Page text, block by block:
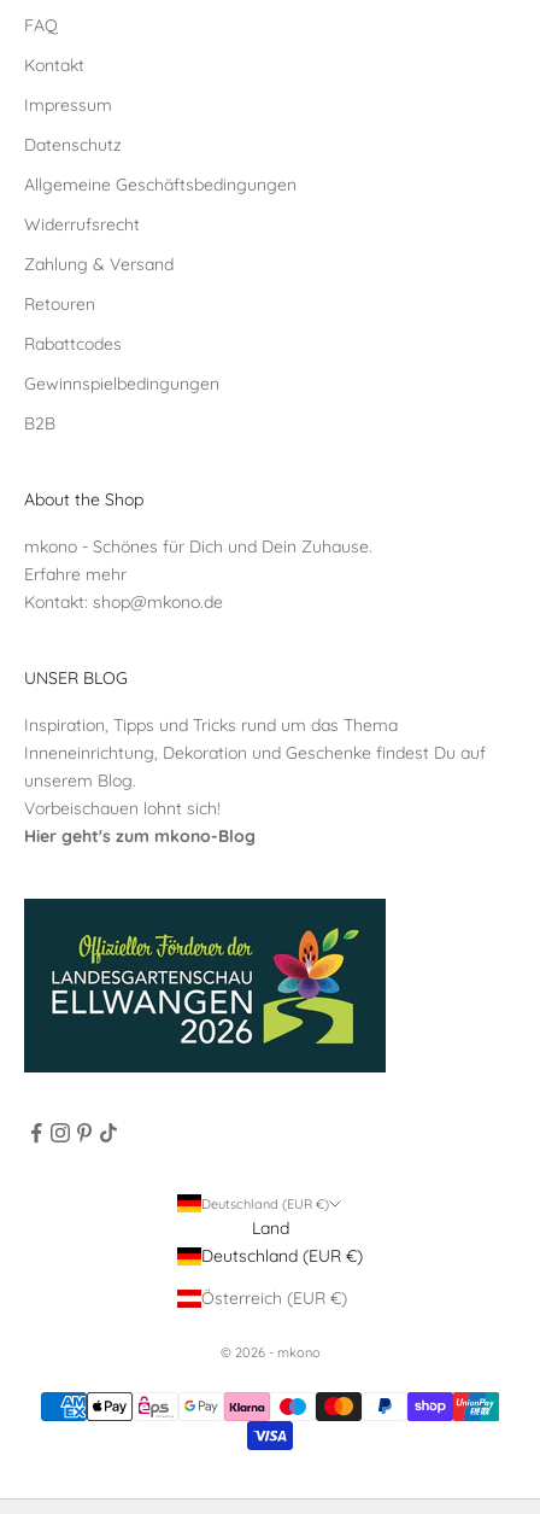
FAQ
Kontakt
Impressum
Datenschutz
Allgemeine Geschäftsbedingungen
Widerrufsrecht
Zahlung & Versand
Retouren
Rabattcodes
Gewinnspielbedingungen
B2B
About the Shop
mkono - Schönes für Dich und Dein Zuhause.
Erfahre mehr
Kontakt: shop@mkono.de
UNSER BLOG
Inspiration, Tipps und Tricks rund um das Thema
Inneneinrichtung, Dekoration und Geschenke findest Du auf
unserem Blog.
Vorbeischauen lohnt sich!
Hier geht's zum mkono-Blog
Deutschland (EUR €)
Land
Deutschland (EUR €)
Österreich (EUR €)
© 2026 - mkono